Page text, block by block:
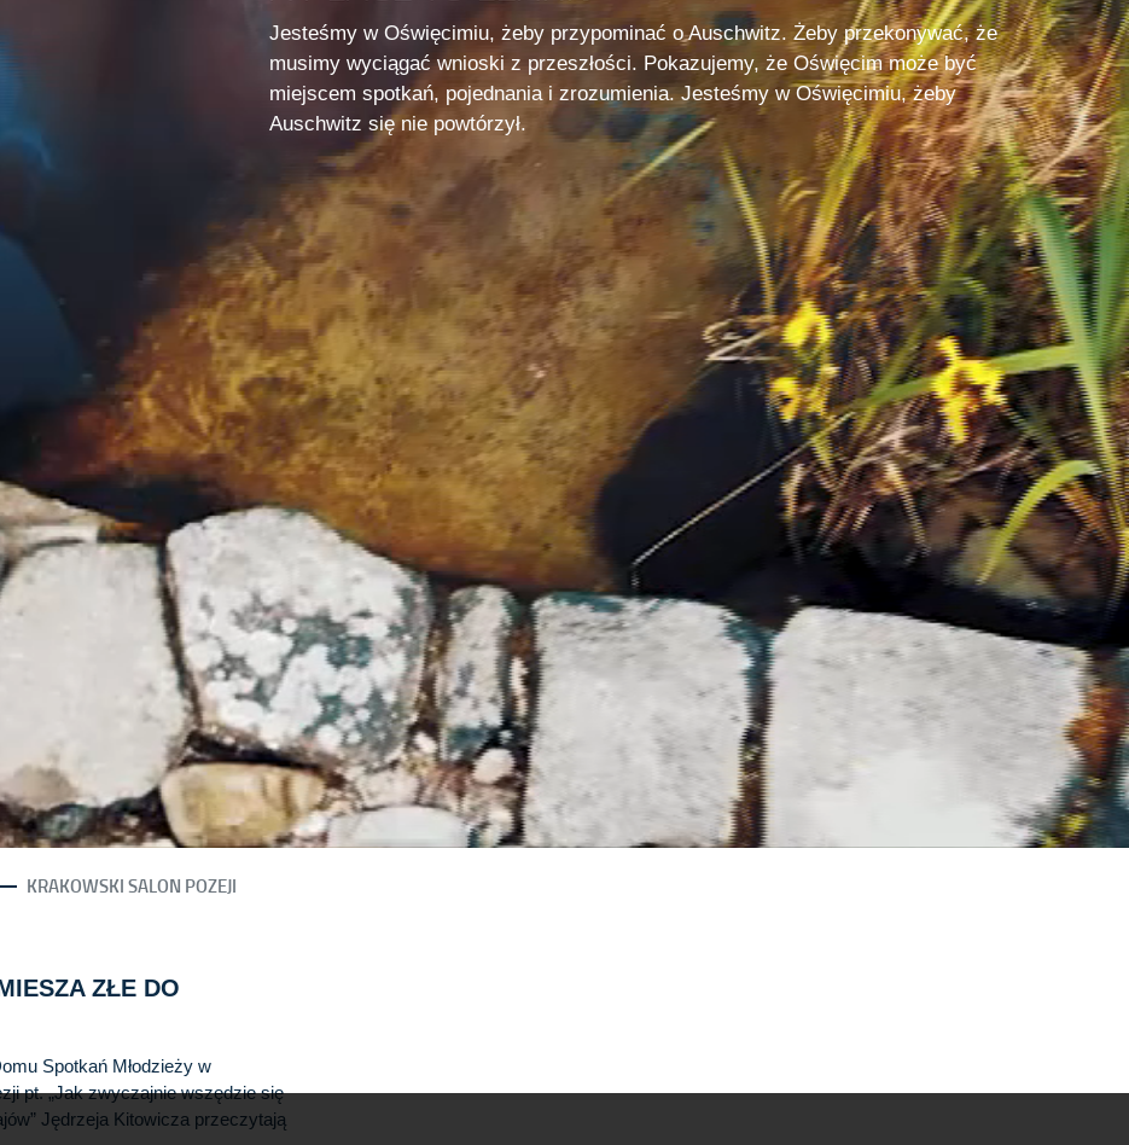
Jesteśmy w Oświęcimiu, żeby przypominać o Auschwitz. Żeby przekonywać, że
musimy wyciągać wnioski z przeszłości. Pokazujemy, że Oświęcim może być
miejscem spotkań, pojednania i zrozumienia. Jesteśmy w Oświęcimiu, żeby
Auschwitz się nie powtórzył.
KRAKOWSKI SALON POZEJI
ZŁE DO
Spotkań Młodzieży w
pt. „Jak zwyczajnie wszędzie się
Jędrzeja Kitowicza przeczytają